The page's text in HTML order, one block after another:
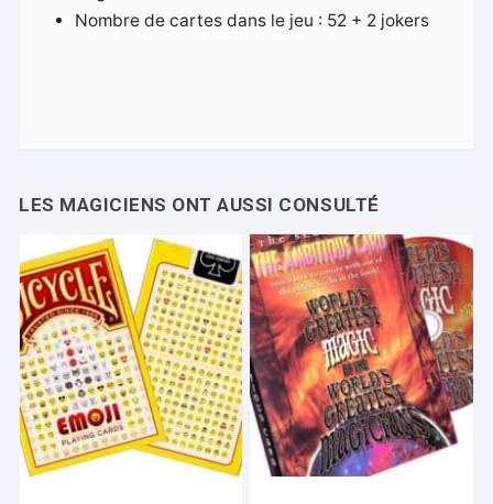
Nombre de cartes dans le jeu : 52 + 2 jokers